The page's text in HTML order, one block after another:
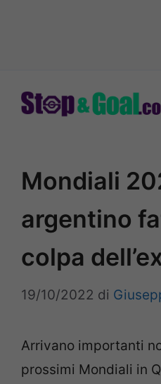
Mondiali
argentino
colpa
19/10/2022 di
Arrivano importanti
prossimi Mondiali in